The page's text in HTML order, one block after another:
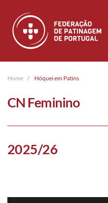
Skip to main content
Home Hóquei em Patins
CN Feminino
2025/26